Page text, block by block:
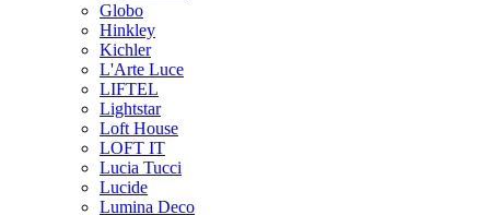
Globo
Hinkley
Kichler
L'Arte Luce
LIFTEL
Lightstar
Loft House
LOFT IT
Lucia Tucci
Lucide
Lumina Deco